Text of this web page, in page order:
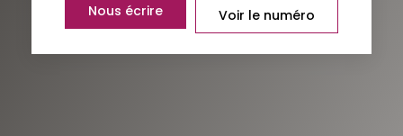
Nous écrire Voir le numéro